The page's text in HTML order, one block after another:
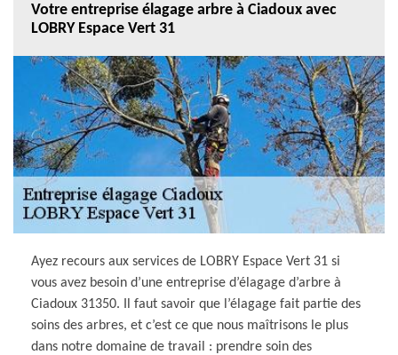
Votre entreprise élagage arbre à Ciadoux avec
LOBRY Espace Vert 31
Ayez recours aux services de LOBRY Espace Vert 31 si
vous avez besoin d’une entreprise d’élagage d’arbre à
Ciadoux 31350. Il faut savoir que l’élagage fait partie des
soins des arbres, et c’est ce que nous maîtrisons le plus
dans notre domaine de travail : prendre soin des